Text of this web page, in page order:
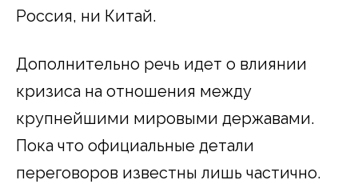
Россия, ни Китай.
Дополнительно речь идет о влиянии
кризиса на отношения между
крупнейшими мировыми державами.
Пока что официальные детали
переговоров известны лишь частично.